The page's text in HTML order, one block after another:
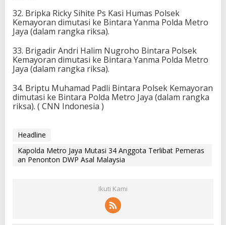
32. Bripka Ricky Sihite Ps Kasi Humas Polsek
Kemayoran dimutasi ke Bintara Yanma Polda Metro
Jaya (dalam rangka riksa).
33. Brigadir Andri Halim Nugroho Bintara Polsek
Kemayoran dimutasi ke Bintara Yanma Polda Metro
Jaya (dalam rangka riksa).
34. Briptu Muhamad Padli Bintara Polsek Kemayoran
dimutasi ke Bintara Polda Metro Jaya (dalam rangka
riksa). ( CNN Indonesia )
Headline
Kapolda Metro Jaya Mutasi 34 Anggota Terlibat Pemeras
an Penonton DWP Asal Malaysia
Ikuti Kami